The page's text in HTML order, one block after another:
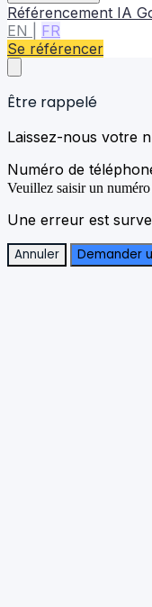
Référencement IA
EN
FR
Se référencer
Être rappelé
Laissez-nous votre
Numéro de
Veuillez saisir un
Une erreur est
Annuler Demander